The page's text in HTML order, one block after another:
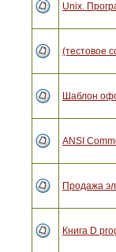
Unix.
(тестовое
Шаблон
ANSI
Продажа
Книга D